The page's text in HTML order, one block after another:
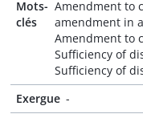
Mots-
clés
Amendment to
amendment in
Amendment to
Sufficiency of
Sufficiency of
Exergue -